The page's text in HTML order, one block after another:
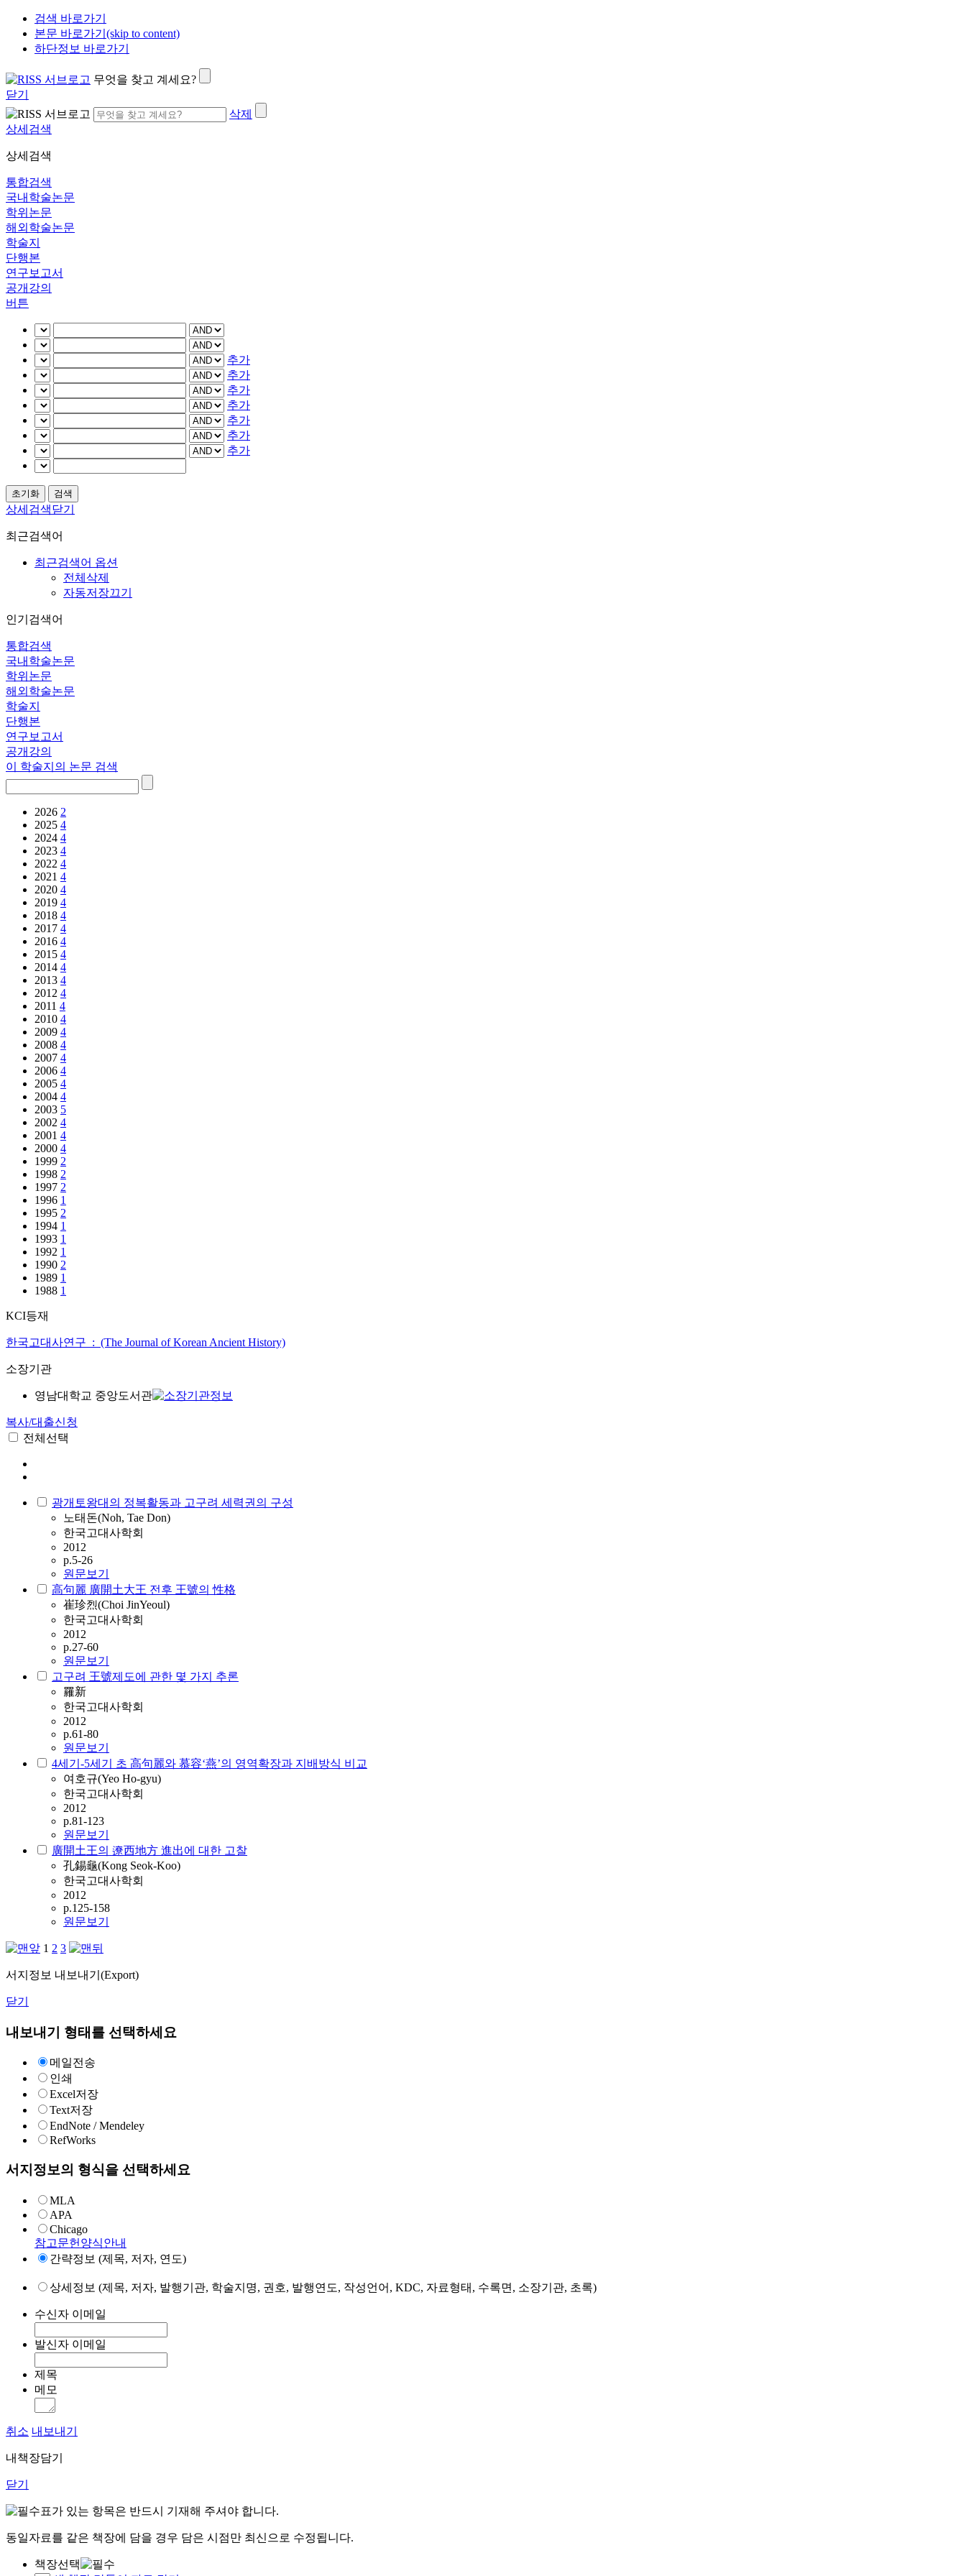
검색 바로가기
본문 바로가기(skip to content)
하단정보 바로가기
무엇을 찾고 계세요?
닫기
삭제
상세검색
상세검색
통합검색
국내학술논문
학위논문
해외학술논문
학술지
단행본
연구보고서
공개강의
버튼
추가
추가
추가
추가
추가
추가
추가
상세검색닫기
최근검색어
최근검색어 옵션
전체삭제
자동저장끄기
인기검색어
통합검색
국내학술논문
학위논문
해외학술논문
학술지
단행본
연구보고서
공개강의
이 학술지의 논문 검색
2026 2
2025 4
2024 4
2023 4
2022 4
2021 4
2020 4
2019 4
2018 4
2017 4
2016 4
2015 4
2014 4
2013 4
2012 4
2011 4
2010 4
2009 4
2008 4
2007 4
2006 4
2005 4
2004 4
2003 5
2002 4
2001 4
2000 4
1999 2
1998 2
1997 2
1996 1
1995 2
1994 1
1993 1
1992 1
1990 2
1989 1
1988 1
KCI등재
한국고대사연구 : (The Journal of Korean Ancient History)
소장기관
영남대학교 중앙도서관
복사/대출신청
전체선택
광개토왕대의 정복활동과 고구려 세력권의 구성
노태돈(Noh, Tae Don)
한국고대사학회
2012
p.5-26
원문보기
高句麗 廣開土大王 전후 王號의 性格
崔珍烈(Choi JinYeoul)
한국고대사학회
2012
p.27-60
원문보기
고구려 王號제도에 관한 몇 가지 추론
羅新
한국고대사학회
2012
p.61-80
원문보기
4세기-5세기 초 高句麗와 慕容‘燕’의 영역확장과 지배방식 비교
여호규(Yeo Ho-gyu)
한국고대사학회
2012
p.81-123
원문보기
廣開土王의 遼西地方 進出에 대한 고찰
孔錫龜(Kong Seok-Koo)
한국고대사학회
2012
p.125-158
원문보기
1 2 3
서지정보 내보내기(Export)
닫기
내보내기 형태를 선택하세요
메일전송
인쇄
Excel저장
Text저장
EndNote / Mendeley
RefWorks
서지정보의 형식을 선택하세요
MLA
APA
Chicago
참고문헌양식안내
간략정보 (제목, 저자, 연도)
상세정보 (제목, 저자, 발행기관, 학술지명, 권호, 발행연도, 작성언어, KDC, 자료형태, 수록면, 소장기관, 초록)
수신자 이메일
발신자 이메일
제목
메모
취소 내보내기
내책장담기
닫기
표가 있는 항목은 반드시 기재해 주셔야 합니다.
동일자료를 같은 책장에 담을 경우 담은 시점만 최신으로 수정됩니다.
책장선택